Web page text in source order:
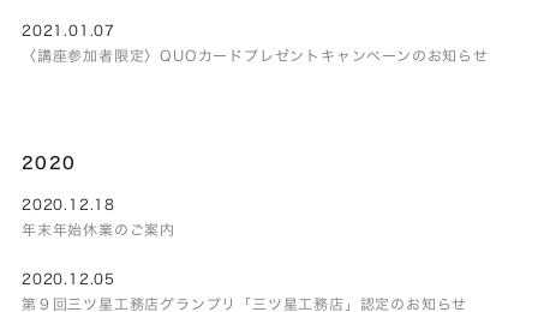
2021.01.07
〈講座参加者限定〉QUOカードプレゼントキャンペーンのお知らせ
2020
2020.12.18
年末年始休業のご案内
2020.12.05
第９回三ツ星工務店グランプリ「三ツ星工務店」認定のお知らせ